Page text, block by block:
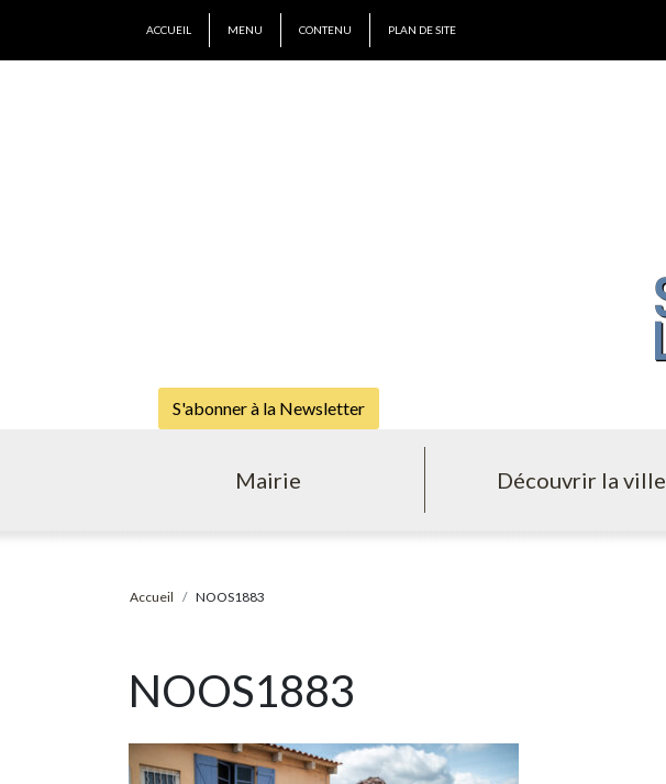
ACCUEIL MENU CONTENU PLAN DE SITE
S'abonner à la Newsletter
Mairie Découvrir la ville
Accueil NOOS1883
NOOS1883